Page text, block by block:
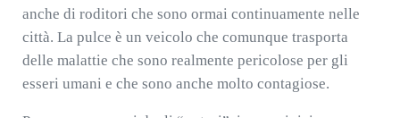
anche di roditori che sono ormai continuamente nelle
città. La pulce è un veicolo che comunque trasporta
delle malattie che sono realmente pericolose per gli
esseri umani e che sono anche molto contagiose.